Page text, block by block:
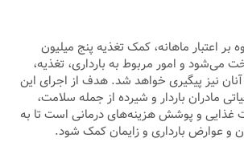
بر اعتبار ماهانه، کمک تغذیه پنج میلیون
می‌شود و امور مربوط به بارداری، تغذیه،
نیز پیگیری خواهد شد. هدف از اجرای این
مادران باردار و شیرده از جمله سلامت،
غذایی و پوشش هزینه‌های درمانی است تا به
و عوارض بارداری و زایمان کمک شود.